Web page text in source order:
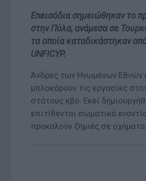
Επεισόδια σημειώθηκαν το
στην Πύλα, ανάμεσα σε
τα οποία καταδικάστηκαν
UNFICYP.
Άνδρες των Ηνωμένων Εθνών
μπλοκάρουν τις εργασίες
στάτους κβο. Εκεί
επιτίθενται σωματικά
προκαλούν ζημιές σε οχήματα